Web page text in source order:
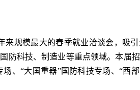
来规模最大的春季就业洽谈会，吸
防科技、制造业等重点领域。本届
、“大国重器”国防科技专场、“西